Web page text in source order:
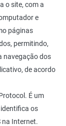
o site, com a
e
páginas
permitindo,
navegação dos
de acordo
É um
os
na Internet.